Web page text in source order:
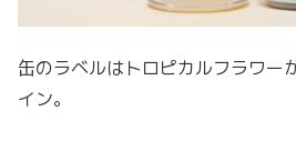
缶のラベルはトロピカルフラワー
イン。